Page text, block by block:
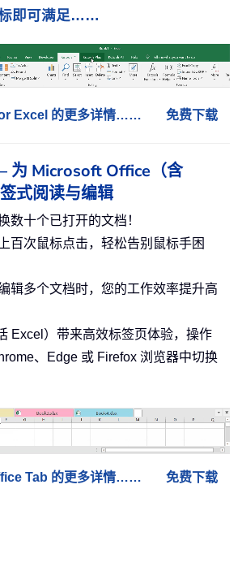
即可满足……
Excel 的更多详情…… 免费下载
Microsoft Office（含
式阅读与编辑
数十个已打开的文档！
百次鼠标点击，轻松告别鼠标手困
辑多个文档时，您的工作效率提升高
Excel）带来高效标签页体验，操作
、Edge 或 Firefox 浏览器中切换
Tab 的更多详情…… 免费下载